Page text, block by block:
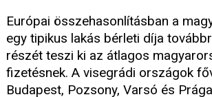
Európai összehasonlításban a
egy tipikus lakás bérleti díja
részét teszi ki az átlagos
fizetésnek. A visegrádi országok
Budapest, Pozsony, Varsó és